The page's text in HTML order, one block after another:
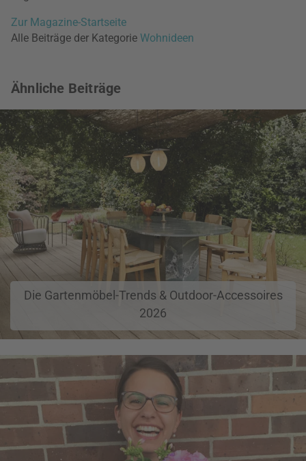
Zur Magazine-Startseite
Alle Beiträge der Kategorie Wohnideen
Ähnliche Beiträge
Die Gartenmöbel-Trends & Outdoor-Accessoires
2026